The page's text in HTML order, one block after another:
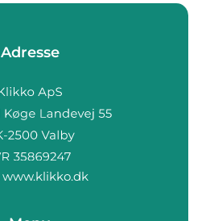
Adresse
www.klikko.dk